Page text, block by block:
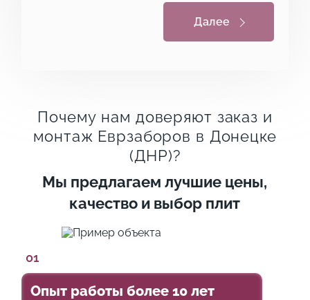
каталог)
Далее
Почему нам доверяют заказ и
монтаж Еврзаборов в Донецке
(ДНР)?
Мы предлагаем лучшие цены,
качество и выбор плит
01
Опыт работы более 10 лет